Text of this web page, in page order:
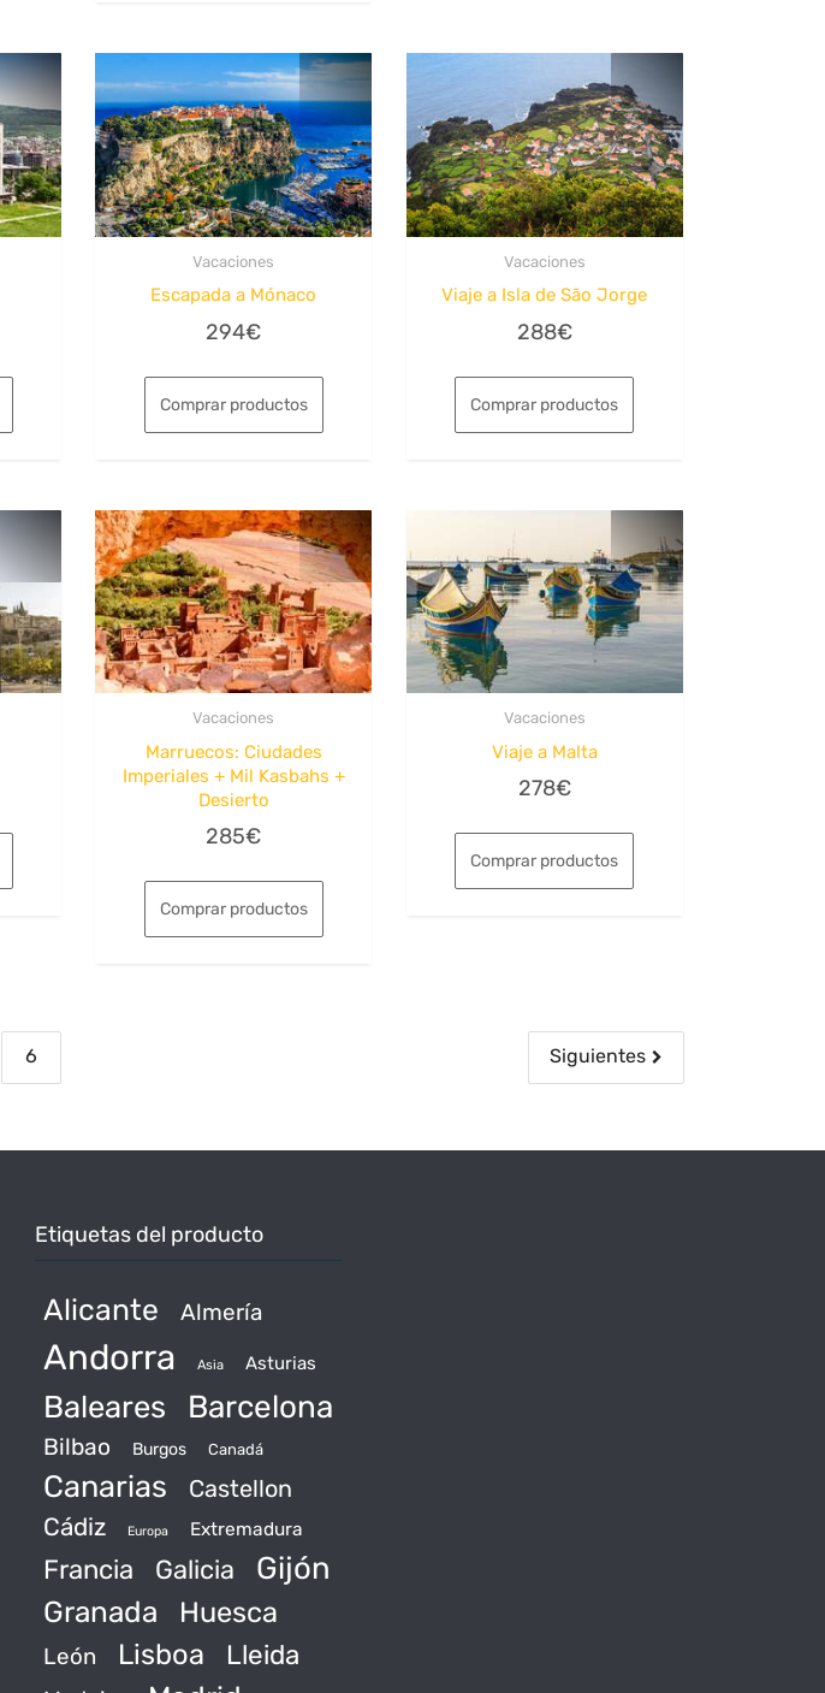
Vacaciones
Escapada a Mónaco
294€
Comprar productos
Vacaciones
Viaje a Isla de São Jorge
288€
Comprar productos
Vacaciones
Marruecos: Ciudades
Imperiales + Mil Kasbahs +
Desierto
285€
Comprar productos
Vacaciones
Viaje a Malta
278€
Comprar productos
6 Siguientes
Etiquetas del producto
Alicante Almería
Andorra Asia Asturias
Baleares Barcelona
Bilbao Burgos Canadá
Canarias
Castellon
Cádiz
Europa Extremadura
Francia Galicia Gijón
Granada Huesca
León Lisboa Lleida